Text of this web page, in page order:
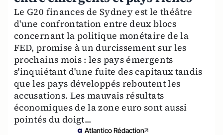
Le G20 finances de Sydney est le théâtre
d'une confrontation entre deux blocs
concernant la politique monétaire de la
FED, promise à un durcissement sur les
prochains mois : les pays émergents
s'inquiétant d'une fuite des capitaux tandis
que les pays développés reboutent les
accusations. Les mauvais résultats
économiques de la zone euro sont aussi
pointés du doigt...
Atlantico Rédaction